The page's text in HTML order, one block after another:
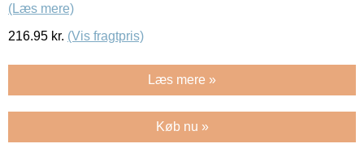
(Læs mere)
216.95 kr. (Vis fragtpris)
Læs mere »
Køb nu »